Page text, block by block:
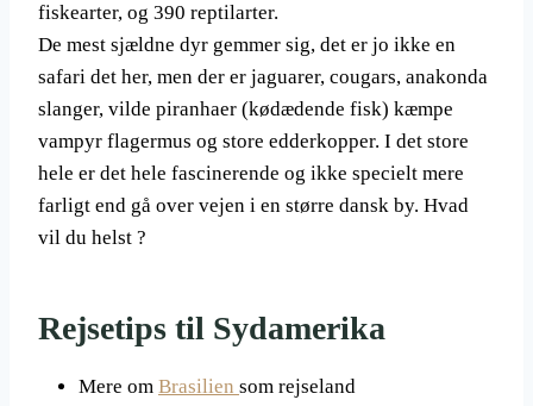
fiskearter, og 390 reptilarter.
De mest sjældne dyr gemmer sig, det er jo ikke en
safari det her, men der er jaguarer, cougars, anakonda
slanger, vilde piranhaer (kødædende fisk) kæmpe
vampyr flagermus og store edderkopper. I det store
hele er det hele fascinerende og ikke specielt mere
farligt end gå over vejen i en større dansk by. Hvad
vil du helst ?
Rejsetips til Sydamerika
Mere om Brasilien som rejseland